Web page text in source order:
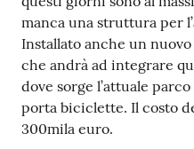
manca una struttura per
Installato anche un
che andrà ad integrare
dove sorge l’attuale
porta biciclette. Il costo
300mila euro.